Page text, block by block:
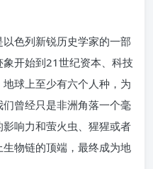
以色列新锐历史学家的一部
开始到21世纪资本、科技
球上至少有六个人种，为
曾经只是非洲角落一个毫
响力和萤火虫、猩猩或者
物链的顶端，最终成为地